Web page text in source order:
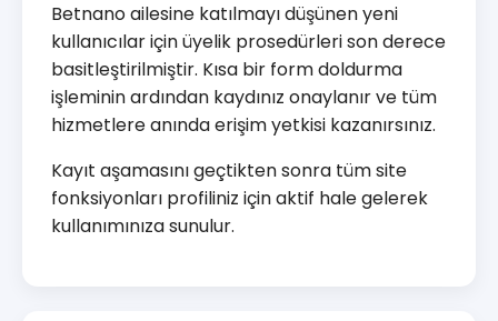
Betnano ailesine katılmayı düşünen yeni
kullanıcılar için üyelik prosedürleri son derece
basitleştirilmiştir. Kısa bir form doldurma
işleminin ardından kaydınız onaylanır ve tüm
hizmetlere anında erişim yetkisi kazanırsınız.
Kayıt aşamasını geçtikten sonra tüm site
fonksiyonları profiliniz için aktif hale gelerek
kullanımınıza sunulur.